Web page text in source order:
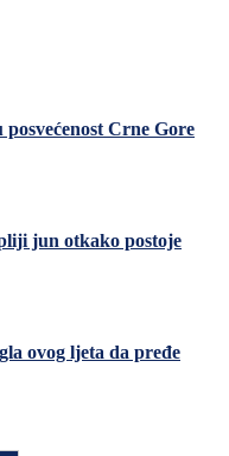
Crne Gore
jun otkako postoje
ovog ljeta da pređe